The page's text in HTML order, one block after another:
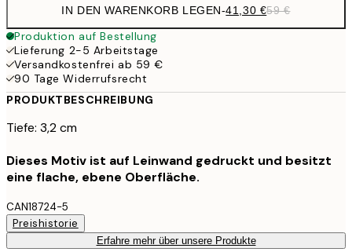
IN DEN WARENKORB LEGEN-41,30 €59 €
Produktion auf Bestellung
Lieferung 2-5 Arbeitstage
Versandkostenfrei ab 59 €
90 Tage Widerrufsrecht
PRODUKTBESCHREIBUNG
Tiefe: 3,2 cm
Dieses Motiv ist auf Leinwand gedruckt und besitzt
eine flache, ebene Oberfläche.
CAN18724-5
Preishistorie
Erfahre mehr über unsere Produkte